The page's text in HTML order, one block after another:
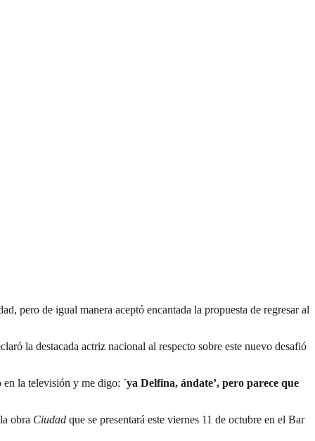
pero de igual manera aceptó encantada la propuesta de regresar al
la destacada actriz nacional al respecto sobre este nuevo desafió
en la televisión y me digo: ´ya Delfina, ándate’, pero parece que
obra Ciudad que se presentará este viernes 11 de octubre en el Bar